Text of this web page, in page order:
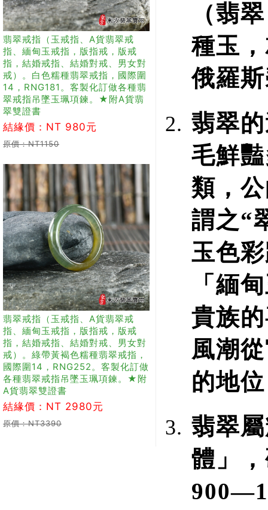
翡翠戒指（玉戒指、A貨翡翠戒
指、緬甸玉戒指，版指戒，版戒
指，結婚戒指、結婚對戒、男女對
戒）。白色糯種翡翠戒指，國際圍
14，RNG181。客製化訂做各種翡
翠戒指吊墜玉珮項鍊。★附A貨翡
翠雙證書
結緣價：NT 980元
原價：NT1150
翡翠戒指（玉戒指、A貨翡翠戒
指、緬甸玉戒指，版指戒，版戒
指，結婚戒指、結婚對戒、男女對
戒）。綠帶黃褐色糯種翡翠戒指，
國際圍14，RNG252。客製化訂做
各種翡翠戒指吊墜玉珮項鍊。★附
A貨翡翠雙證書
結緣價：NT 2980元
原價：NT3390
（翡
種玉
俄羅
翡翠
毛鮮
類，
謂之“
玉色
「緬
貴族
風潮
的地
翡翠
體」